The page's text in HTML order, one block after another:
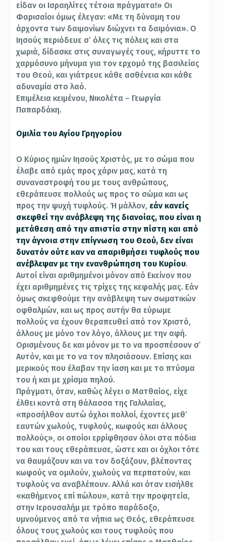
είδαν οι Ισραηλίτες τέτοια πράγματα!» Οι
Φαρισαίοι όμως έλεγαν: «Με τη δύναμη του
άρχοντα των δαιμονίων διώχνει τα δαιμόνια». Ο
Ιησούς περιόδευε σ’ όλες τις πόλεις και στα
χωριά, δίδασκε στις συναγωγές τους, κήρυττε το
χαρμόσυνο μήνυμα για τον ερχομό της βασιλείας
του Θεού, και γιάτρευε κάθε ασθένεια και κάθε
αδυναμία στο λαό.
Επιμέλεια κειμένου, Νικολέτα – Γεωργία
Παπαρδάκη.
Ομιλία του Αγίου Γρηγορίου
Ο Κύριος ημών Ιησούς Χριστός, με το σώμα που
έλαβε από εμάς προς χάριν μας, κατά τη
συναναστροφή του με τους ανθρώπους,
εθεράπευσε πολλούς ως προς το σώμα και ως
προς την ψυχή τυφλούς. Ή μάλλον, εάν κανείς
σκεφθεί την ανάβλεψη της διανοίας, που είναι η
μετάθεση από την απιστία στην πίστη και από
την άγνοια στην επίγνωση του Θεού, δεν είναι
δυνατόν ούτε καν να απαριθμήσει τυφλούς που
ανέβλεψαν με την ενανθρώπηση του Κυρίου.
Αυτοί είναι αριθμημένοι μόνον από Εκείνον που
έχει αριθμημένες τις τρίχες της κεφαλής μας. Εάν
όμως σκεφθούμε την ανάβλεψη των σωματικών
οφθαλμών, και ως προς αυτήν θα εύρωμε
πολλούς να έχουν θεραπευθεί από τον Χριστό,
άλλους με μόνο τον λόγο, άλλους με την αφή.
Ορισμένους δε και μόνον με το να προσπέσουν σ’
Αυτόν, και με το να τον πλησιάσουν. Επίσης και
μερικούς που έλαβαν την ίαση και με το πτύσμα
του ή και με χρίσμα πηλού.
Πράγματι, όταν, καθώς λέγει ο Ματθαίος, είχε
έλθει κοντά στη θάλασσα της Γαλιλαίας,
«προσήλθον αυτώ όχλοι πολλοί, έχοντες μεθ’
εαυτών χωλούς, τυφλούς, κωφούς και άλλους
πολλούς», οι οποίοι ερρίφθησαν όλοι στα πόδια
του και τους εθεράπευσε, ώστε και οι όχλοι τότε
να θαυμάζουν και να τον δοξάζουν, βλέποντας
κωφούς να ομιλούν, χωλούς να περπατούν, και
τυφλούς να αναβλέπουν. Αλλά και όταν εισήλθε
«καθήμενος επί πώλου», κατά την προφητεία,
στην Ιερουσαλήμ με τρόπο παράδοξο,
υμνούμενος από τα νήπια ως Θεός, εθεράπευσε
όλους τους χωλούς και τους τυφλούς που